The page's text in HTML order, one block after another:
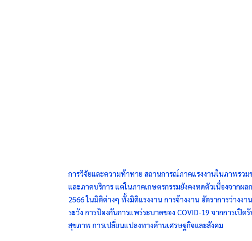
การวิจัยและความท้าทาย สถานการณ์ภาคแรงงานในภาพรว
และภาคบริการ แต่ในภาคเกษตรกรรมยังคงหดตัวเนื่องจาก
2566 ในมิติต่างๆ ทั้งมิติแรงงาน การจ้างงาน อัตราการว่าง
ระวัง การป้องกันการแพร่ระบาดของ COVID-19 จากการเปิ
สุขภาพ การเปลี่ยนแปลงทางด้านเศรษฐกิจและสังคม